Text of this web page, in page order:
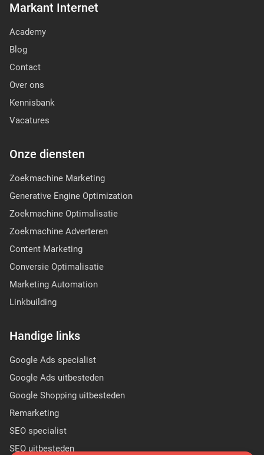
Markant Internet
Academy
Blog
Contact
Over ons
Kennisbank
Vacatures
Onze diensten
Zoekmachine Marketing
Generative Engine Optimization
Zoekmachine Optimalisatie
Zoekmachine Adverteren
Content Marketing
Conversie Optimalisatie
Marketing Automation
Linkbuilding
Handige links
Google Ads specialist
Google Ads uitbesteden
Google Shopping uitbesteden
Remarketing
SEO specialist
SEO uitbesteden